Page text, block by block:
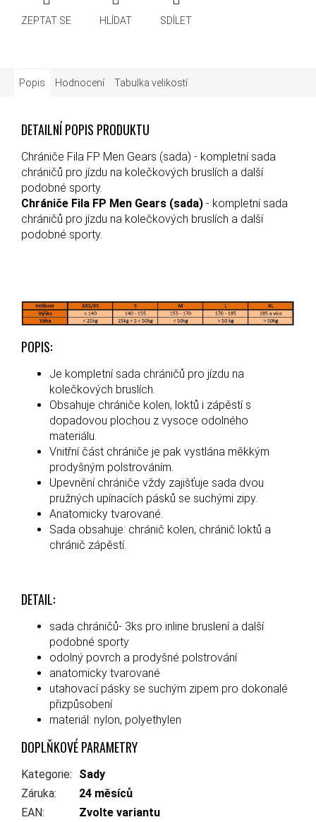
ZEPTAT SE HLÍDAT SDÍLET
Popis Hodnocení Tabulka velikostí
DETAILNÍ POPIS PRODUKTU
Chrániče Fila FP Men Gears (sada) - kompletní sada
chráničů pro jízdu na kolečkových bruslích a další
podobné sporty.
Chrániče Fila FP Men Gears (sada) - kompletní sada
chráničů pro jízdu na kolečkových bruslích a další
podobné sporty.
POPIS:
Je kompletní sada chráničů pro jízdu na
kolečkových bruslích.
Obsahuje chrániče kolen, loktů i zápěstí s
dopadovou plochou z vysoce odolného
materiálu.
Vnitřní část chrániče je pak vystlána měkkým
prodyšným polstrováním.
Upevnění chrániče vždy zajišťuje sada dvou
pružných upínacích pásků se suchými zipy.
Anatomicky tvarované.
Sada obsahuje: chránič kolen, chránič loktů a
chránič zápěstí.
DETAIL:
sada chráničů- 3ks pro inline bruslení a další
podobné sporty
odolný povrch a prodyšné polstrování
anatomicky tvarované
utahovací pásky se suchým zipem pro dokonalé
přizpůsobení
materiál: nylon, polyethylen
DOPLŇKOVÉ PARAMETRY
Kategorie:
Sady
Záruka:
24 měsíců
EAN: Zvolte variantu